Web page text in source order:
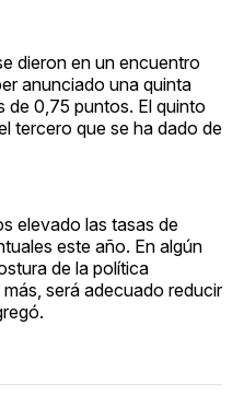
dieron en un encuentro
anunciado una quinta
de 0,75 puntos. El quinto
tercero que se ha dado de
elevado las tasas de
este año. En algún
de la política
será adecuado reducir